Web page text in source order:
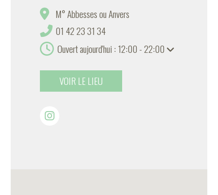
M° Abbesses ou Anvers
01 42 23 31 34
Ouvert aujourd'hui : 12:00 - 22:00
VOIR LE LIEU